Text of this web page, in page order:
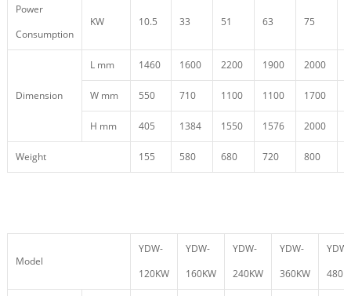
Power
Consumption
KW 10.5 33 51 63 75
Dimension
L mm 1460 1600 2200 1900 2000
W mm 550 710 1100 1100 1700
H mm 405 1384 1550 1576 2000
Weight 155 580 680 720 800
Model
YDW-
120KW
YDW-
160KW
YDW-
240KW
YDW-
360KW
YDW-